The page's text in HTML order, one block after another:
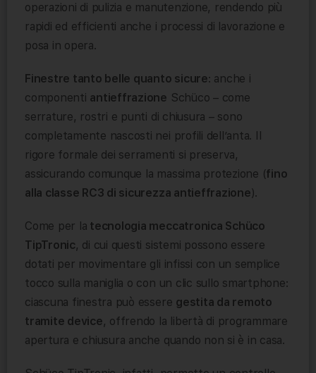
operazioni di pulizia e manutenzione, rendendo più
rapidi ed efficienti anche i processi di lavorazione e
posa in opera.
Finestre tanto belle quanto sicure: anche i
componenti antieffrazione Schüco – come
serrature, rostri e punti di chiusura – sono
completamente nascosti nei profili dell’anta. Il
rigore formale dei serramenti si preserva,
assicurando comunque la massima protezione (fino
alla classe RC3 di sicurezza antieffrazione).
Come per la tecnologia meccatronica Schüco
TipTronic, di cui questi sistemi possono essere
dotati per movimentare gli infissi con un semplice
tocco sulla maniglia o con un clic sullo smartphone:
ciascuna finestra può essere gestita da remoto
tramite device, offrendo la libertà di programmare
apertura e chiusura anche quando non si è in casa.